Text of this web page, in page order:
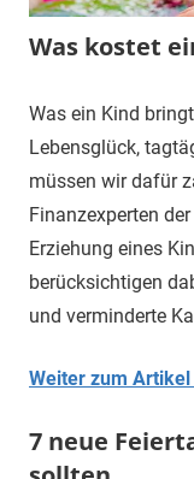
Was kostet
Was ein Kind
Lebensglück,
müssen wir dafür
Finanzexperten
Erziehung eines
berücksichtigen
und verminderte
Weiter zum Artikel
7 neue